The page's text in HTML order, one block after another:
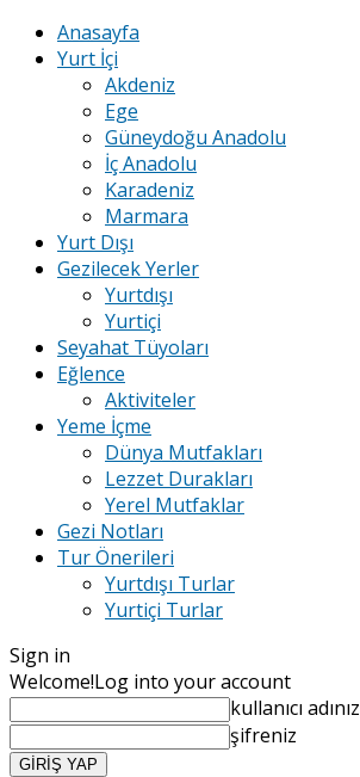
Anasayfa
Yurt İçi
Akdeniz
Ege
Güneydoğu Anadolu
İç Anadolu
Karadeniz
Marmara
Yurt Dışı
Gezilecek Yerler
Yurtdışı
Yurtiçi
Seyahat Tüyoları
Eğlence
Aktiviteler
Yeme İçme
Dünya Mutfakları
Lezzet Durakları
Yerel Mutfaklar
Gezi Notları
Tur Önerileri
Yurtdışı Turlar
Yurtiçi Turlar
Sign in
Welcome!Log into your account
kullanıcı adınız
şifreniz